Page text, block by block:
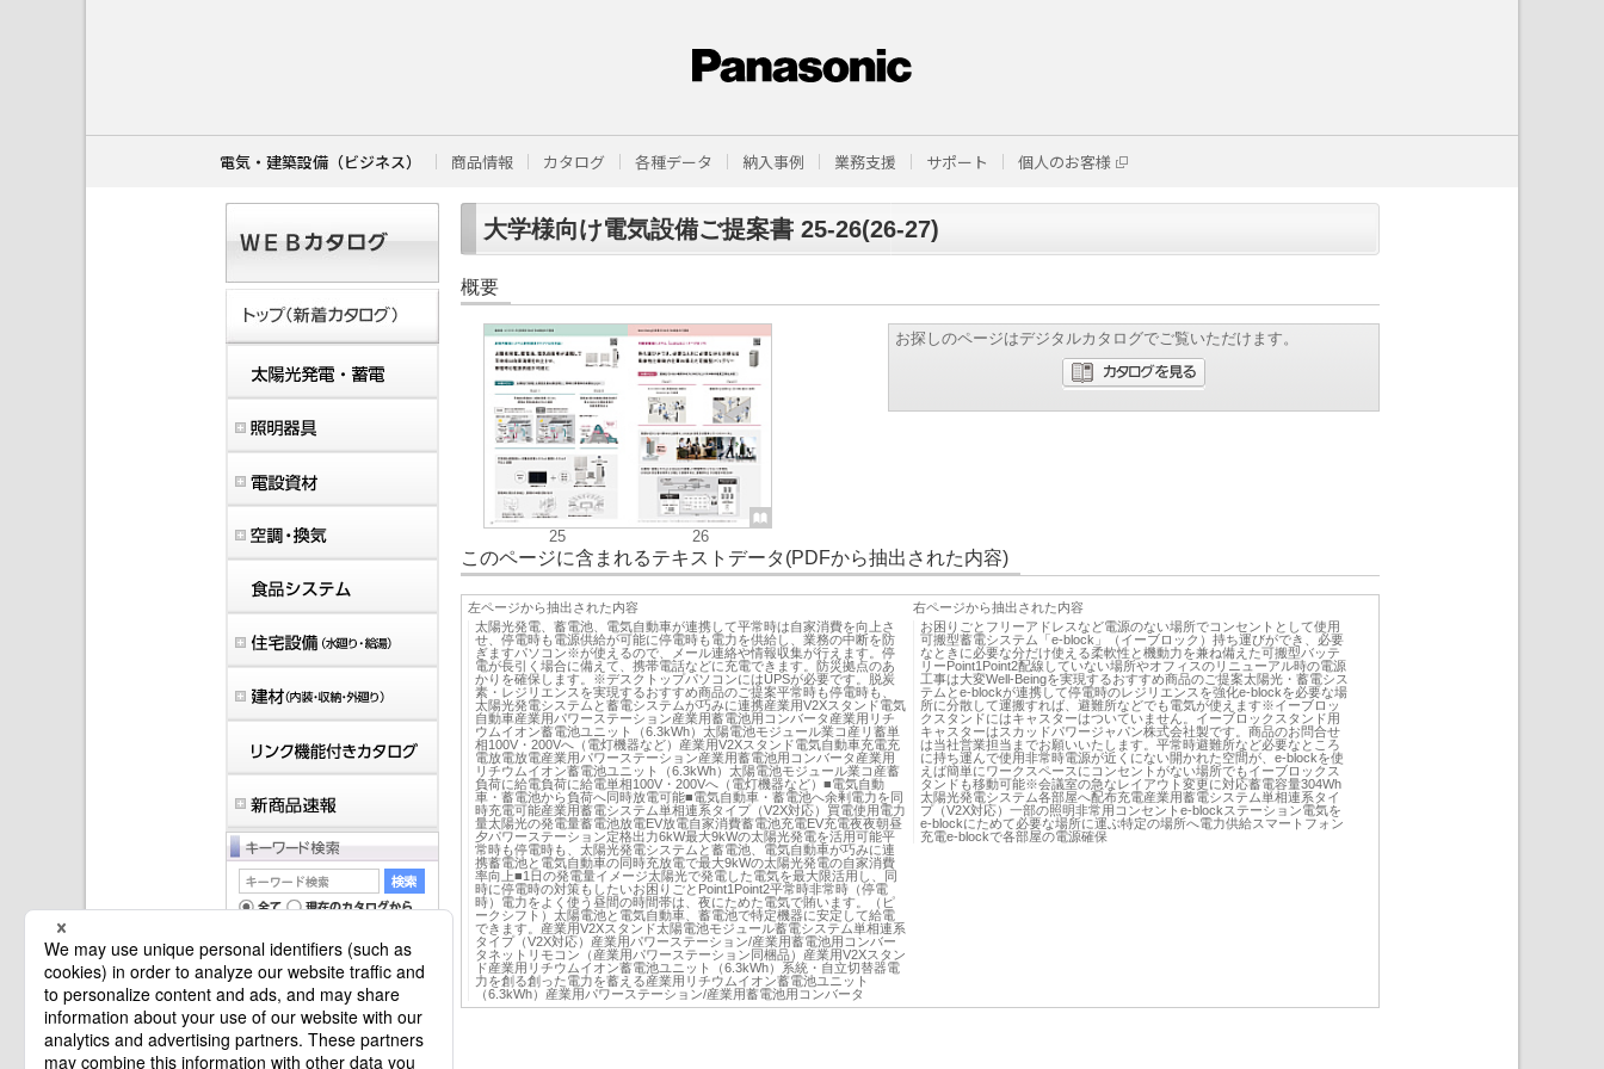
電気・建築設備（ビジネス） 商品情報 カタログ 各種データ 納入事例 業務支援 サポート 個人のお客様
大学様向け電気設備ご提案書 25-26(26-27)
概要
25 26
お探しのページはデジタルカタログでご覧いただけます。
このページに含まれるテキストデータ(PDFから抽出された内容)
左ページから抽出された内容
太陽光発電、蓄電池、電気自動車が連携して平常時は自家消費を向上さ
せ、停電時も電源供給が可能に停電時も電力を供給し、業務の中断を防
ぎますパソコン※が使えるので、メール連絡や情報収集が行えます。停
電が長引く場合に備えて、携帯電話などに充電できます。防災拠点のあ
かりを確保します。※デスクトップパソコンにはUPSが必要です。脱炭
素・レジリエンスを実現するおすすめ商品のご提案平常時も停電時も、
太陽光発電システムと蓄電システムが巧みに連携産業用V2Xスタンド電気
自動車産業用パワーステーション産業用蓄電池用コンバータ産業用リチ
ウムイオン蓄電池ユニット（6.3kWh）太陽電池モジュール業コ産リ蓄単
相100V・200Vへ（電灯機器など）産業用V2Xスタンド電気自動車充電充
電放電放電産業用パワーステーション産業用蓄電池用コンバータ産業用
リチウムイオン蓄電池ユニット（6.3kWh）太陽電池モジュール業コ産蓄
負荷に給電負荷に給電単相100V・200Vへ（電灯機器など）■電気自動
車・蓄電池から負荷へ同時放電可能■電気自動車・蓄電池へ余剰電力を同
時充電可能産業用蓄電システム単相連系タイプ（V2X対応）買電使用電力
量太陽光の発電量蓄電池放電EV放電自家消費蓄電池充電EV充電夜夜朝昼
夕パワーステーション定格出力6kW最大9kWの太陽光発電を活用可能平
常時も停電時も、太陽光発電システムと蓄電池、電気自動車が巧みに連
携蓄電池と電気自動車の同時充放電で最大9kWの太陽光発電の自家消費
率向上■1日の発電量イメージ太陽光で発電した電気を最大限活用し、同
時に停電時の対策もしたいお困りごとPoint1Point2平常時非常時（停電
時）電力をよく使う昼間の時間帯は、夜にためた電気で賄います。（ピ
ークシフト）太陽電池と電気自動車、蓄電池で特定機器に安定して給電
できます。産業用V2Xスタンド太陽電池モジュール蓄電システム単相連系
タイプ（V2X対応）産業用パワーステーション/産業用蓄電池用コンバー
タネットリモコン（産業用パワーステーション同梱品）産業用V2Xスタン
ド産業用リチウムイオン蓄電池ユニット（6.3kWh）系統・自立切替器電
力を創る創った電力を蓄える産業用リチウムイオン蓄電池ユニット
（6.3kWh）産業用パワーステーション/産業用蓄電池用コンバータ
右ページから抽出された内容
お困りごとフリーアドレスなど電源のない場所でコンセントとして使用
可搬型蓄電システム「e-block」（イーブロック）持ち運びができ、必要
なときに必要な分だけ使える柔軟性と機動力を兼ね備えた可搬型バッテ
リーPoint1Point2配線していない場所やオフィスのリニューアル時の電源
工事は大変Well-Beingを実現するおすすめ商品のご提案太陽光・蓄電シス
テムとe-blockが連携して停電時のレジリエンスを強化e-blockを必要な場
所に分散して運搬すれば、避難所などでも電気が使えます※イーブロッ
クスタンドにはキャスターはついていません。イーブロックスタンド用
キャスターはスカッドパワージャパン株式会社製です。商品のお問合せ
は当社営業担当までお願いいたします。平常時避難所など必要なところ
に持ち運んで使用非常時電源が近くにない開かれた空間が、e-blockを使
えば簡単にワークスペースにコンセントがない場所でもイーブロックス
タンドも移動可能※会議室の急なレイアウト変更に対応蓄電容量304Wh
太陽光発電システム各部屋へ配布充電産業用蓄電システム単相連系タイ
プ（V2X対応）一部の照明非常用コンセントe-blockステーション電気を
e-blockにためて必要な場所に運ぶ特定の場所へ電力供給スマートフォン
充電e-blockで各部屋の電源確保
マイバインダーは空です。